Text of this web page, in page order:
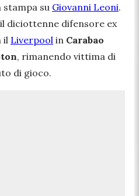
su Giovanni Leoni.
diciottenne difensore ex
il Liverpool in Carabao
, rimanendo vittima di
di gioco.